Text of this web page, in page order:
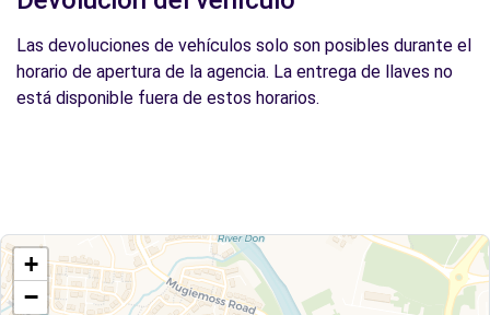
Las devoluciones de vehículos solo son posibles durante el
horario de apertura de la agencia. La entrega de llaves no
está disponible fuera de estos horarios.
+
−